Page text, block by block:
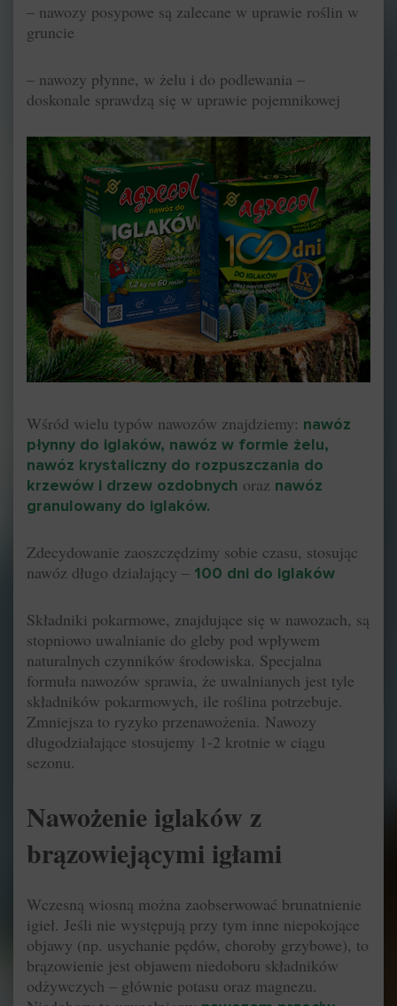
– nawozy posypowe są zalecane w uprawie roślin w
gruncie
– nawozy płynne, w żelu i do podlewania –
doskonale sprawdzą się w uprawie pojemnikowej
Wśród wielu typów nawozów znajdziemy: nawóz
płynny do iglaków, nawóz w formie żelu,
nawóz krystaliczny do rozpuszczania do
krzewów i drzew ozdobnych oraz nawóz
granulowany do iglaków.
Zdecydowanie zaoszczędzimy sobie czasu, stosując
nawóz długo działający – 100 dni do iglaków
Składniki pokarmowe, znajdujące się w nawozach, są
stopniowo uwalnianie do gleby pod wpływem
naturalnych czynników środowiska. Specjalna
formuła nawozów sprawia, że uwalnianych jest tyle
składników pokarmowych, ile roślina potrzebuje.
Zmniejsza to ryzyko przenawożenia. Nawozy
długodziałające stosujemy 1-2 krotnie w ciągu
sezonu.
Nawożenie iglaków z
brązowiejącymi igłami
Wczesną wiosną można zaobserwować brunatnienie
igieł. Jeśli nie występują przy tym inne niepokojące
objawy (np. usychanie pędów, choroby grzybowe), to
brązowienie jest objawem niedoboru składników
odżywczych – głównie potasu oraz magnezu.